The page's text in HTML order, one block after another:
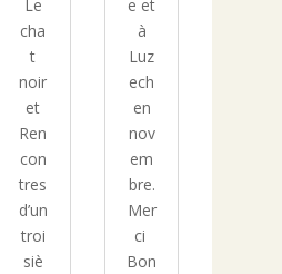
Le
cha
t
noir
et
Ren
con
tres
d’un
troi
siè
e et
à
Luz
ech
en
nov
em
bre.
Mer
ci
Bon